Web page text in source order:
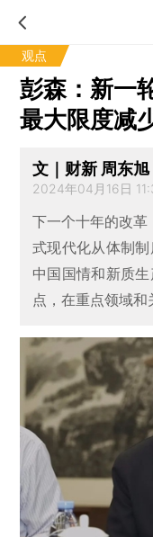
观点
彭森：新一
最大限度减
文｜财新 周东旭
2024年04月16日
下一个十年的改
式现代化从体制
中国国情和新质
点，在重点领域